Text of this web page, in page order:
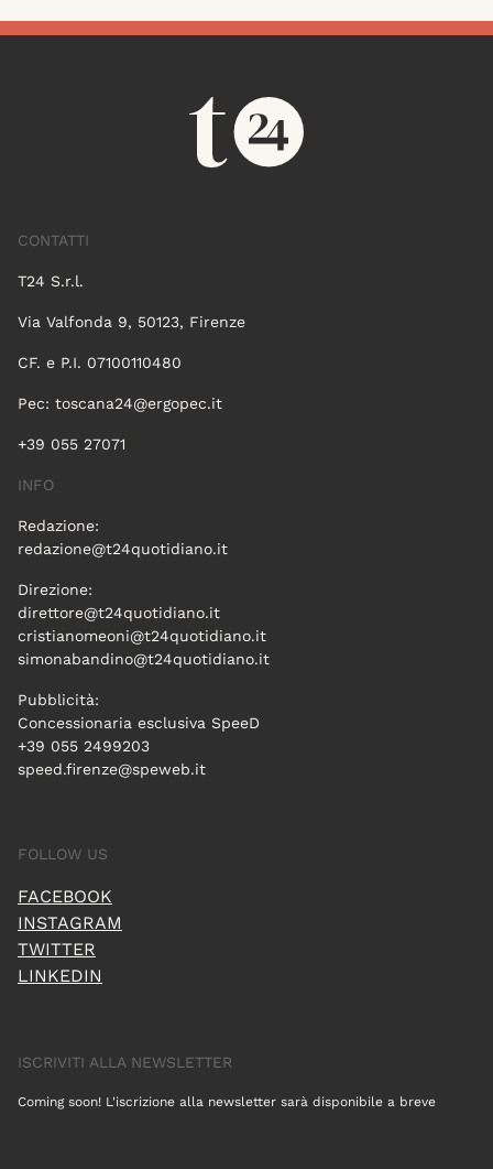
CONTATTI
T24 S.r.l.
Via Valfonda 9, 50123, Firenze
CF. e P.I. 07100110480
Pec: toscana24@ergopec.it
+39 055 27071
INFO
Redazione:
redazione@t24quotidiano.it
Direzione:
direttore@t24quotidiano.it
cristianomeoni@t24quotidiano.it
simonabandino@t24quotidiano.it
Pubblicità:
Concessionaria esclusiva SpeeD
+39 055 2499203
speed.firenze@speweb.it
FOLLOW US
FACEBOOK
INSTAGRAM
TWITTER
LINKEDIN
ISCRIVITI ALLA NEWSLETTER
Coming soon! L'iscrizione alla newsletter sarà disponibile a breve